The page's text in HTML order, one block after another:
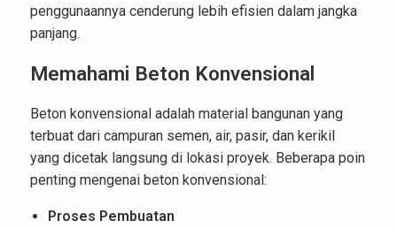
penggunaannya cenderung lebih efisien dalam jangka
panjang.
Memahami Beton Konvensional
Beton konvensional adalah material bangunan yang
terbuat dari campuran semen, air, pasir, dan kerikil
yang dicetak langsung di lokasi proyek. Beberapa poin
penting mengenai beton konvensional:
Proses Pembuatan